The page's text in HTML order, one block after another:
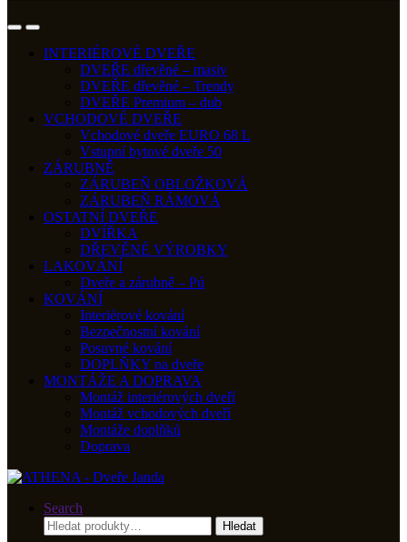
INTERIÉROVÉ DVEŘE
DVEŘE dřevěné – masiv
DVEŘE dřevěné – Trendy
DVEŘE Premium – dub
VCHODOVÉ DVEŘE
Vchodové dveře EURO 68 L
Vstupní bytové dveře 50
ZÁRUBNĚ
ZÁRUBEŇ OBLOŽKOVÁ
ZÁRUBEŇ RÁMOVÁ
OSTATNÍ DVEŘE
DVÍŘKA
DŘEVĚNÉ VÝROBKY
LAKOVÁNÍ
Dveře a zárubně – Pú
KOVÁNÍ
Interiérové kování
Bezpečnostní kování
Posuvné kování
DOPLŇKY na dveře
MONTÁŽE A DOPRAVA
Montáž interiérových dveří
Montáž vchodových dveří
Montáže doplňků
Doprava
Search
Hledat:
Hledat